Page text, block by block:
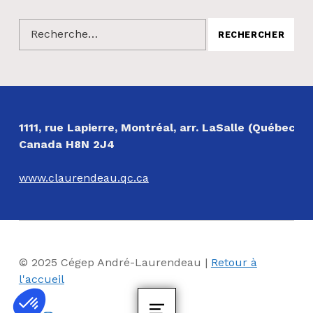
Rechercher :
1111, rue Lapierre, Montréal, arr. LaSalle (Québec)
Canada H8N 2J4
www.claurendeau.qc.ca
© 2025 Cégep André-Laurendeau | Retour à
l'accueil
Facebook
Instagram